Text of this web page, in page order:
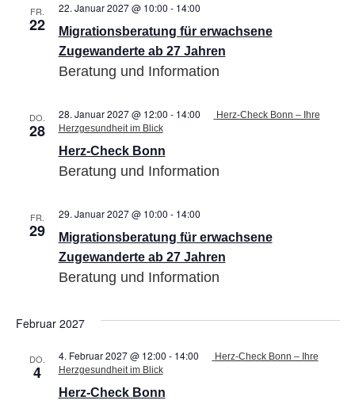
FR.
22
Migrationsberatung für erwachsene
Zugewanderte ab 27 Jahren
22. Januar 2027 @ 10:00 - 14:00
erwachsene
ab
27
Beratung und Information
DO.
28
Herz-Check Bonn
28. Januar 2027 @ 12:00 - 14:00
Herz-Check Bonn – Ihre
Herzgesundheit im Blick
Beratung und Information
FR.
29
Migrationsberatung für erwachsene
Zugewanderte ab 27 Jahren
29. Januar 2027 @ 10:00 - 14:00
erwachsene
ab
27
Beratung und Information
Februar 2027
DO.
4
Herz-Check Bonn
4. Februar 2027 @ 12:00 - 14:00
Herz-Check Bonn – Ihre
Herzgesundheit im Blick